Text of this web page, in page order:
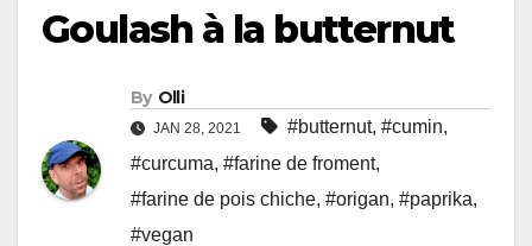
Goulash à la butternut
By Olli
JAN 28, 2021 #butternut, #cumin,
#curcuma, #farine de froment,
#farine de pois chiche, #origan, #paprika,
#vegan